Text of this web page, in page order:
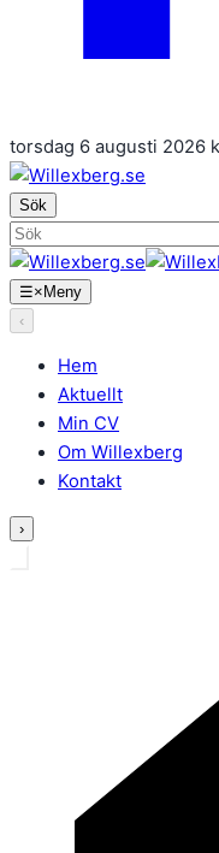
torsdag 6 augusti 2026
Sök
Sök
efter:
☰×Meny
‹
Hem
Aktuellt
Min CV
Om Willexberg
Kontakt
›